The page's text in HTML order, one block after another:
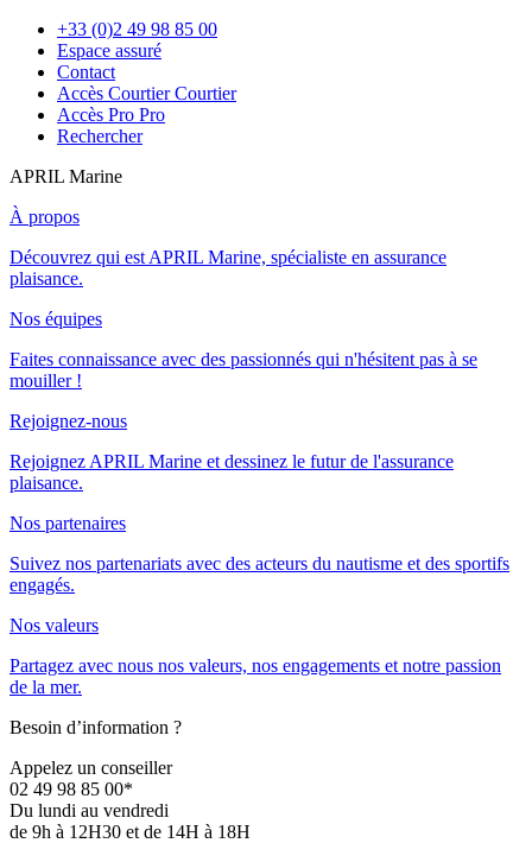
+33 (0)2 49 98 85 00
Espace assuré
Contact
Accès Courtier Courtier
Accès Pro Pro
Rechercher
APRIL Marine
À propos
Découvrez qui est APRIL Marine, spécialiste en assurance
plaisance.
Nos équipes
Faites connaissance avec des passionnés qui n'hésitent pas à se
mouiller !
Rejoignez-nous
Rejoignez APRIL Marine et dessinez le futur de l'assurance
plaisance.
Nos partenaires
Suivez nos partenariats avec des acteurs du nautisme et des sportifs
engagés.
Nos valeurs
Partagez avec nous nos valeurs, nos engagements et notre passion
de la mer.
Besoin d’information ?
Appelez un conseiller
02 49 98 85 00*
Du lundi au vendredi
de 9h à 12H30 et de 14H à 18H